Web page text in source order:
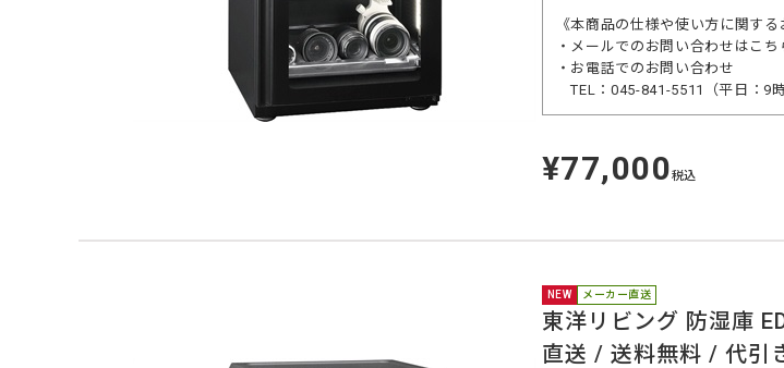
《本商品の仕様や使い方に関する
・メールでのお問い合わせは こち
・お電話でのお問い合わせ
TEL：045-841-5511（平日：9時
定
価
¥77,000税込
NEW メーカー直送
東洋リビング 防湿庫
直送 / 送料無料 / 代引